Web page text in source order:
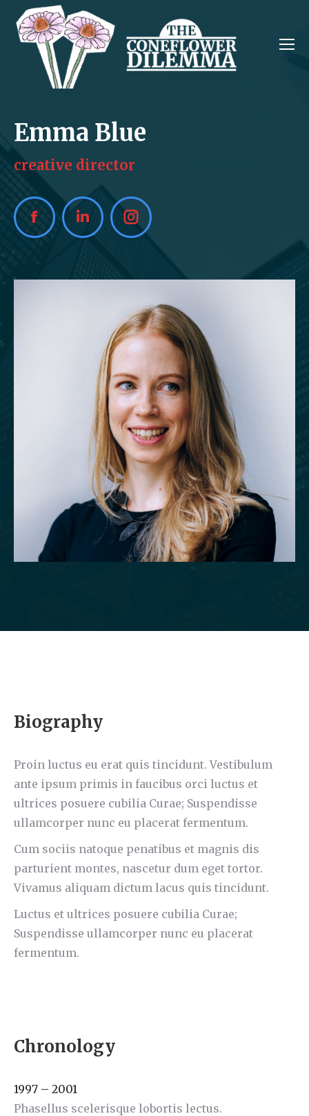
Emma Blue
creative director
FacebookLinkedinInstagram
Biography
Proin luctus eu erat quis tincidunt. Vestibulum
ante ipsum primis in faucibus orci luctus et
ultrices posuere cubilia Curae; Suspendisse
ullamcorper nunc eu placerat fermentum.
Cum sociis natoque penatibus et magnis dis
parturient montes, nascetur dum eget tortor.
Vivamus aliquam dictum lacus quis tincidunt.
Luctus et ultrices posuere cubilia Curae;
Suspendisse ullamcorper nunc eu placerat
fermentum.
Chronology
1997 – 2001
Phasellus scelerisque lobortis lectus.